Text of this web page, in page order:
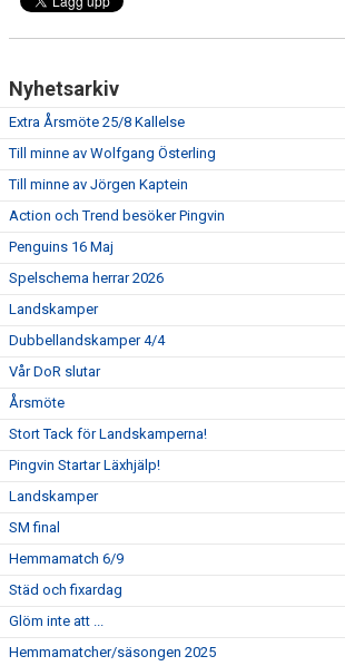
Nyhetsarkiv
Extra Årsmöte 25/8 Kallelse
Till minne av Wolfgang Österling
Till minne av Jörgen Kaptein
Action och Trend besöker Pingvin
Penguins 16 Maj
Spelschema herrar 2026
Landskamper
Dubbellandskamper 4/4
Vår DoR slutar
Årsmöte
Stort Tack för Landskamperna!
Pingvin Startar Läxhjälp!
Landskamper
SM final
Hemmamatch 6/9
Städ och fixardag
Glöm inte att ...
Hemmamatcher/säsongen 2025